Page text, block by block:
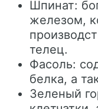
Шпинат:
железом,
телец.
Фасоль:
белка, а
Зеленый